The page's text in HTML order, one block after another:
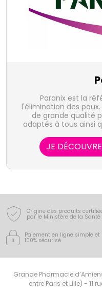
Paranix est la
l'élimination des
de grande qualité
adaptés à tous ainsi
JE
Origine des produits
par le Ministère de la Santé
Paiement en ligne simple et
100% sécurisé
Grande Pharmacie
entre Paris et Lille) - 11